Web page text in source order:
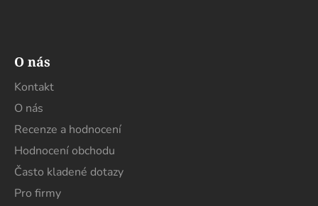
O nás
Kontakt
O nás
Recenze a hodnocení
Hodnocení obchodu
Často kladené dotazy
Pro firmy